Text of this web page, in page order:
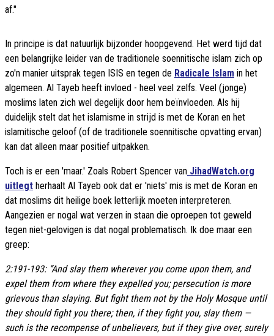
af."
In principe is dat natuurlijk bijzonder hoopgevend. Het werd tijd dat
een belangrijke leider van de traditionele soennitische islam zich op
zo'n manier uitsprak tegen ISIS en tegen de Radicale Islam in het
algemeen. Al Tayeb heeft invloed - heel veel zelfs. Veel (jonge)
moslims laten zich wel degelijk door hem beïnvloeden. Als hij
duidelijk stelt dat het islamisme in strijd is met de Koran en het
islamitische geloof (of de traditionele soennitische opvatting ervan)
kan dat alleen maar positief uitpakken.
Toch is er een 'maar.' Zoals Robert Spencer van JihadWatch.org
uitlegt herhaalt Al Tayeb ook dat er 'niets' mis is met de Koran en
dat moslims dit heilige boek letterlijk moeten interpreteren.
Aangezien er nogal wat verzen in staan die oproepen tot geweld
tegen niet-gelovigen is dat nogal problematisch. Ik doe maar een
greep:
2:191-193: “And slay them wherever you come upon them, and
expel them from where they expelled you; persecution is more
grievous than slaying. But fight them not by the Holy Mosque until
they should fight you there; then, if they fight you, slay them —
such is the recompense of unbelievers, but if they give over, surely